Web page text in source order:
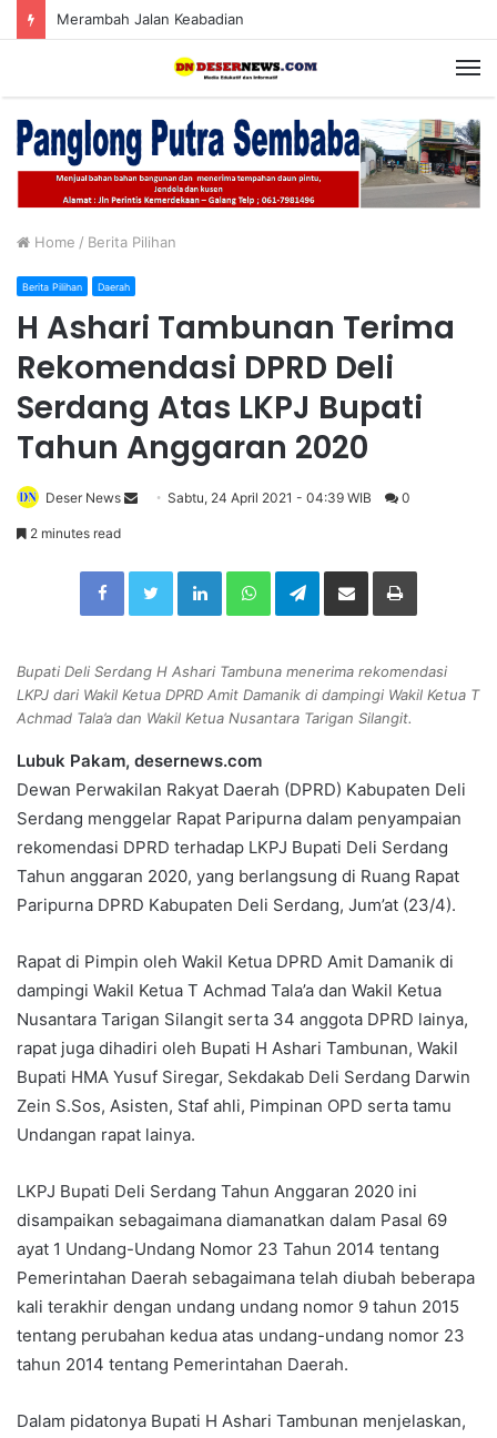
Merambah Jalan Keabadian
Home / Berita Pilihan
Berita Pilihan Daerah
H Ashari Tambunan Terima
Rekomendasi DPRD Deli
Serdang Atas LKPJ Bupati
Tahun Anggaran 2020
Deser News
a
m
l
Sabtu, 24 April 2021 - 04:39 WIB 0
2 minutes read
Facebook Twitter LinkedIn WhatsApp Telegram
Bupati Deli Serdang H Ashari Tambuna menerima rekomendasi
LKPJ dari Wakil Ketua DPRD Amit Damanik di dampingi Wakil Ketua T
Achmad Tala’a dan Wakil Ketua Nusantara Tarigan Silangit.
Lubuk Pakam, desernews.com
Dewan Perwakilan Rakyat Daerah (DPRD) Kabupaten Deli
Serdang menggelar Rapat Paripurna dalam penyampaian
rekomendasi DPRD terhadap LKPJ Bupati Deli Serdang
Tahun anggaran 2020, yang berlangsung di Ruang Rapat
Paripurna DPRD Kabupaten Deli Serdang, Jum’at (23/4).
Rapat di Pimpin oleh Wakil Ketua DPRD Amit Damanik di
dampingi Wakil Ketua T Achmad Tala’a dan Wakil Ketua
Nusantara Tarigan Silangit serta 34 anggota DPRD lainya,
rapat juga dihadiri oleh Bupati H Ashari Tambunan, Wakil
Bupati HMA Yusuf Siregar, Sekdakab Deli Serdang Darwin
Zein S.Sos, Asisten, Staf ahli, Pimpinan OPD serta tamu
Undangan rapat lainya.
LKPJ Bupati Deli Serdang Tahun Anggaran 2020 ini
disampaikan sebagaimana diamanatkan dalam Pasal 69
ayat 1 Undang-Undang Nomor 23 Tahun 2014 tentang
Pemerintahan Daerah sebagaimana telah diubah beberapa
kali terakhir dengan undang undang nomor 9 tahun 2015
tentang perubahan kedua atas undang-undang nomor 23
tahun 2014 tentang Pemerintahan Daerah.
Dalam pidatonya Bupati H Ashari Tambunan menjelaskan,